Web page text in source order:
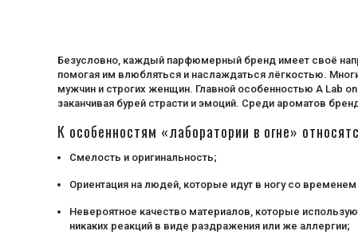
манго
миндальное пирожное макарун
мускус
мята
персиковый цвет
петитгрейн
Безусловно, каждый парфюмерный бренд имеет своё
помогая им влюбляться и наслаждаться лёгкостью.
мужчин и строгих женщин. Главной особенностью A Lab
заканчивая бурей страсти и эмоций. Среди ароматов
К особенностям «лаборатории в огне»
Смелость и оригинальность;
Ориентация на людей, которые идут в ногу со
Невероятное качество материалов, которые
никаких реакций в виде раздражения или же аллергии;